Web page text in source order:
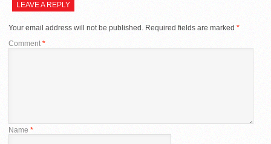
LEAVE A REPLY
Your email address will not be published. Required fields are marked *
Comment*
Name *